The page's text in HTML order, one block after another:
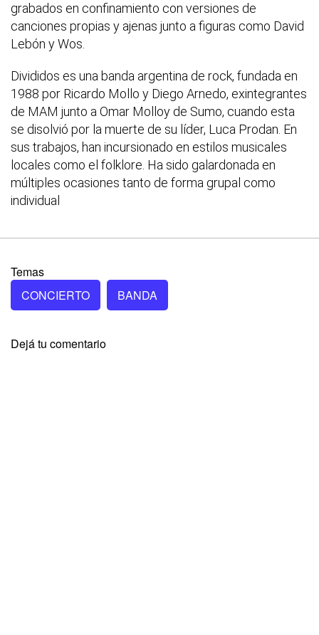
grabados en confinamiento con versiones de
canciones propias y ajenas junto a figuras como David
Lebón y Wos.
Divididos es una banda argentina de rock, fundada en
1988 por Ricardo Mollo y Diego Arnedo, exintegrantes
de MAM junto a Omar Mollo​y de Sumo, cuando esta
se disolvió por la muerte de su líder, Luca Prodan. En
sus trabajos, han incursionado en estilos musicales
locales como el folklore. Ha sido galardonada en
múltiples ocasiones tanto de forma grupal como
individual
Temas
CONCIERTO
BANDA
Dejá tu comentario